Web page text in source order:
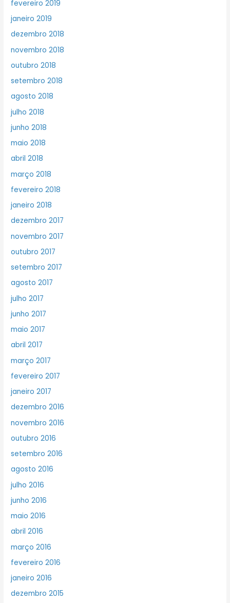
fevereiro 2019
janeiro 2019
dezembro 2018
novembro 2018
outubro 2018
setembro 2018
agosto 2018
julho 2018
junho 2018
maio 2018
abril 2018
março 2018
fevereiro 2018
janeiro 2018
dezembro 2017
novembro 2017
outubro 2017
setembro 2017
agosto 2017
julho 2017
junho 2017
maio 2017
abril 2017
março 2017
fevereiro 2017
janeiro 2017
dezembro 2016
novembro 2016
outubro 2016
setembro 2016
agosto 2016
julho 2016
junho 2016
maio 2016
abril 2016
março 2016
fevereiro 2016
janeiro 2016
dezembro 2015